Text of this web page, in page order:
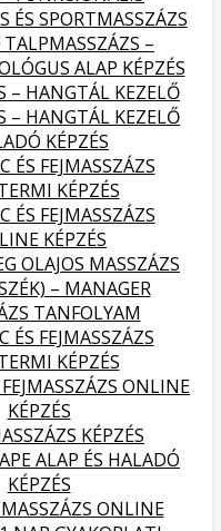
ÉS SPORTMASSZÁZS
TALPMASSZÁZS –
ALAP KÉPZÉS
– HANGTÁL KEZELŐ
– HANGTÁL KEZELŐ
KÉPZÉS
ÉS FEJMASSZÁZS
KÉPZÉS
ÉS FEJMASSZÁZS
KÉPZÉS
OLAJOS MASSZÁZS
– MANAGER
TANFOLYAM
ÉS FEJMASSZÁZS
KÉPZÉS
ONLINE
KÉPZÉS
KÉPZÉS
ALAP ÉS HALADÓ
KÉPZÉS
ONLINE